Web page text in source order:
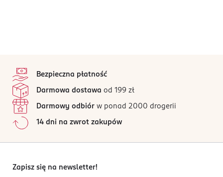
Bezpieczna płatność
Darmowa dostawa od 199 zł
Darmowy odbiór w ponad 2000 drogerii
14 dni na zwrot zakupów
Zapisz się na newsletter!